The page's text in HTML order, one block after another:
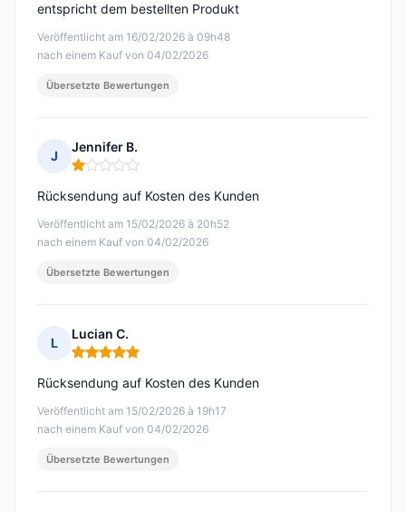
Veröffentlicht am 16/02/2026 à 09h48
nach einem Kauf von 04/02/2026
entspricht dem bestellten Produkt
Übersetzte Bewertungen
J
Jennifer B.
Hinweis: 1 von 5
Veröffentlicht am 15/02/2026 à 20h52
nach einem Kauf von 04/02/2026
Rücksendung auf Kosten des Kunden
Übersetzte Bewertungen
L
Lucian C.
Hinweis: 5 von 5
Veröffentlicht am 15/02/2026 à 19h17
nach einem Kauf von 04/02/2026
Rücksendung auf Kosten des Kunden
Übersetzte Bewertungen